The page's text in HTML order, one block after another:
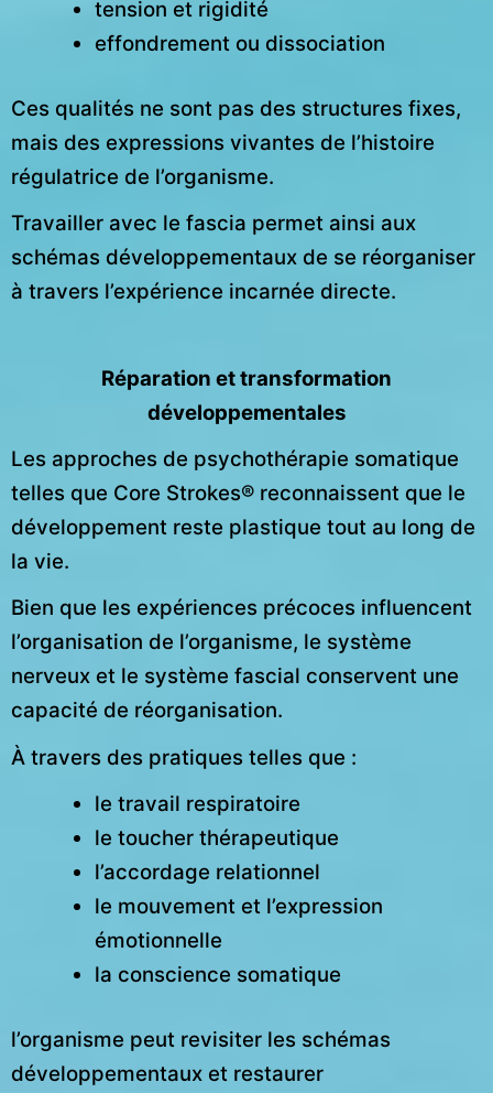
tension et rigidité
effondrement ou dissociation
Ces qualités ne sont pas des structures fixes,
mais des expressions vivantes de l’histoire
régulatrice de l’organisme.
Travailler avec le fascia permet ainsi aux
schémas développementaux de se réorganiser
à travers l’expérience incarnée directe.
Réparation et transformation
développementales
Les approches de psychothérapie somatique
telles que Core Strokes® reconnaissent que le
développement reste plastique tout au long de
la vie.
Bien que les expériences précoces influencent
l’organisation de l’organisme, le système
nerveux et le système fascial conservent une
capacité de réorganisation.
À travers des pratiques telles que :
le travail respiratoire
le toucher thérapeutique
l’accordage relationnel
le mouvement et l’expression
émotionnelle
la conscience somatique
l’organisme peut revisiter les schémas
développementaux et restaurer